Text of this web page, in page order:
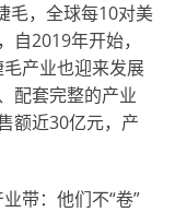
毛，全球每10对美
2019年开始，
产业也迎来发展
配套完整的产业
额近30亿元，产
带：他们不“卷”